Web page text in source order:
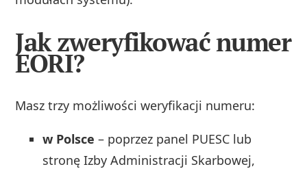
Jak zweryfikować numer
EORI?
Masz trzy możliwości weryfikacji numeru:
w Polsce – poprzez panel PUESC lub
stronę Izby Administracji Skarbowej,